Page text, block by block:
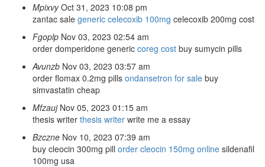
Mpixvy Oct 31, 2023 10:08 pm
zantac sale generic celecoxib 100mg celecoxib 200mg cost
Fgoplp Nov 03, 2023 02:54 am
order domperidone generic coreg cost buy sumycin pills
Avunzb Nov 03, 2023 03:57 am
order flomax 0.2mg pills ondansetron for sale buy
simvastatin cheap
Mfzauj Nov 05, 2023 01:15 am
thesis writer thesis writer write me a essay
Bzczne Nov 10, 2023 07:39 am
buy cleocin 300mg pill order cleocin 150mg online sildenafil
100mg usa